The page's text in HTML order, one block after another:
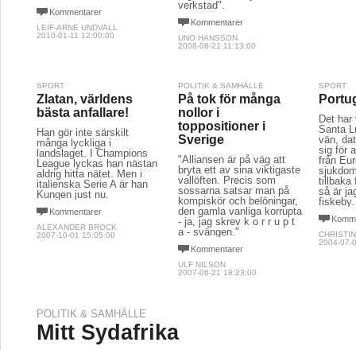
Kommentarer
LEIF-ARNE UNDVALL
2010-01-11 12:00:00
verkstad".
Kommentarer
UNO HANSSON
2008-08-21 11:13:00
SPORT
Zlatan, världens
bästa anfallare!
Han gör inte särskilt
många lyckliga i
landslaget. I Champions
League lyckas han nästan
aldrig hitta nätet. Men i
italienska Serie A är han
Kungen just nu.
Kommentarer
ALEXANDER BROCK
2007-10-01 15:05:00
POLITIK & SAMHÄLLE
På tok för många
nollor i
toppositioner i
Sverige
"Alliansen är på väg att
bryta ett av sina viktigaste
vallöften. Precis som
sossarna satsar man på
kompiskör och belöningar,
den gamla vanliga korrupta
- ja, jag skrev k o r r u p t
a - svängen."
Kommentarer
ULF NILSON
2007-06-21 18:23:00
SPORT
Det
Santa
vän,
sig för
från
tillbaka
så är
fiskeby.
2004-07-
POLITIK & SAMHÄLLE
Mitt Sydafrika